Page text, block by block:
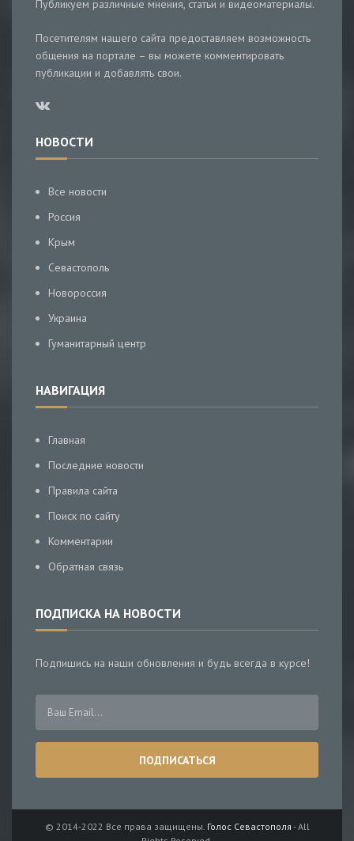
Публикуем различные мнения, статьи и видеоматериалы.
Посетителям нашего сайта предоставляем возможность
общения на портале – вы можете комментировать
публикации и добавлять свои.
НОВОСТИ
Все новости
Россия
Крым
Севастополь
Новороссия
Украина
Гуманитарный центр
НАВИГАЦИЯ
Главная
Последние новости
Правила сайта
Поиск по сайту
Комментарии
Обратная связь
ПОДПИСКА НА НОВОСТИ
Подпишись на наши обновления и будь всегда в курсе!
© 2014-2022 Все права защищены. Голос Севастополя - All